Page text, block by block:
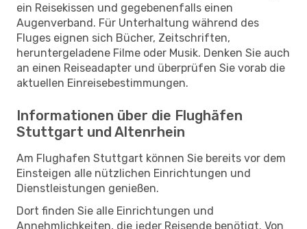
ein Reisekissen und gegebenenfalls einen
Augenverband. Für Unterhaltung während des
Fluges eignen sich Bücher, Zeitschriften,
heruntergeladene Filme oder Musik. Denken Sie auch
an einen Reiseadapter und überprüfen Sie vorab die
aktuellen Einreisebestimmungen.
Informationen über die Flughäfen
Stuttgart und Altenrhein
Am Flughafen Stuttgart können Sie bereits vor dem
Einsteigen alle nützlichen Einrichtungen und
Dienstleistungen genießen.
Dort finden Sie alle Einrichtungen und
Annehmlichkeiten, die jeder Reisende benötigt. Von